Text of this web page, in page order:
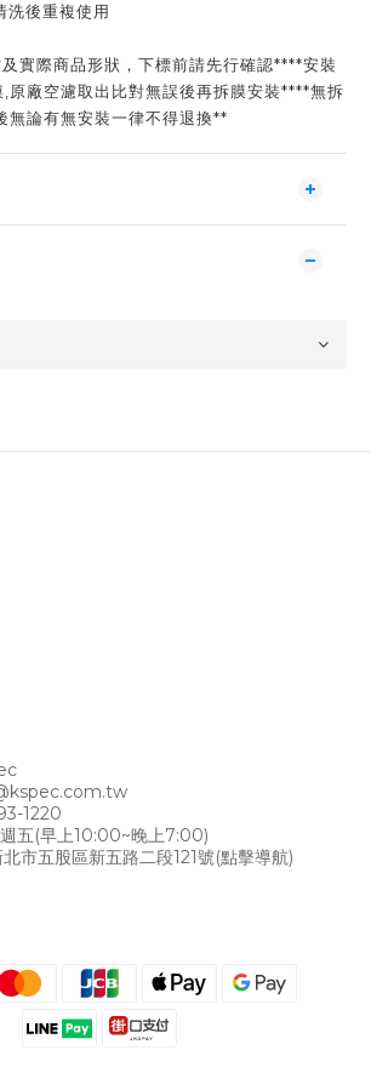
洗後重複使用
實際商品形狀，下標前請先行確認****安裝
原廠空濾取出比對無誤後再拆膜安裝****無拆
無論有無安裝一律不得退換**
1220
五(早上10:00~晚上7:00)
市五股區新五路二段121號(點擊導航)